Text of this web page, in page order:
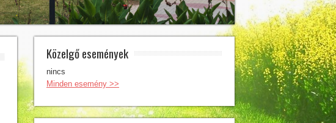
Közelgő események
nincs
Minden esemény >>